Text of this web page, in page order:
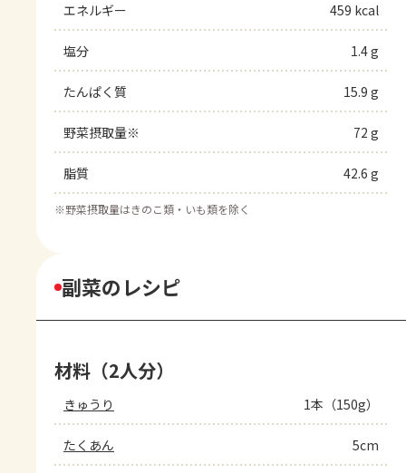
エネルギー 459 kcal
塩分 1.4 g
たんぱく質 15.9 g
野菜摂取量※ 72 g
脂質 42.6 g
※野菜摂取量はきのこ類・いも類を除く
副菜のレシピ
材料（2人分）
きゅうり 1本（150g）
たくあん 5cm